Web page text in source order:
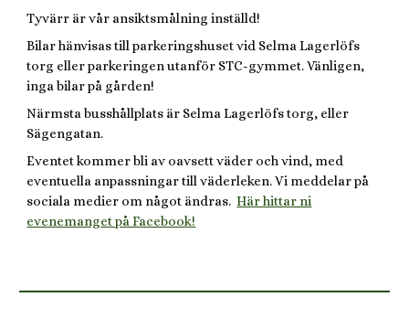
Tyvärr är vår ansiktsmålning inställd!
Bilar hänvisas till parkeringshuset vid Selma Lagerlöfs
torg eller parkeringen utanför STC-gymmet. Vänligen,
inga bilar på gården!
Närmsta busshållplats är Selma Lagerlöfs torg, eller
Sägengatan.
Eventet kommer bli av oavsett väder och vind, med
eventuella anpassningar till väderleken. Vi meddelar på
sociala medier om något ändras.Här hittar ni
evenemanget på Facebook!